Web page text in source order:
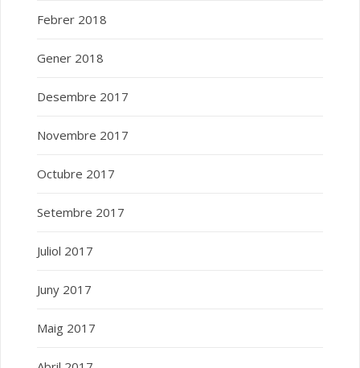
Febrer 2018
Gener 2018
Desembre 2017
Novembre 2017
Octubre 2017
Setembre 2017
Juliol 2017
Juny 2017
Maig 2017